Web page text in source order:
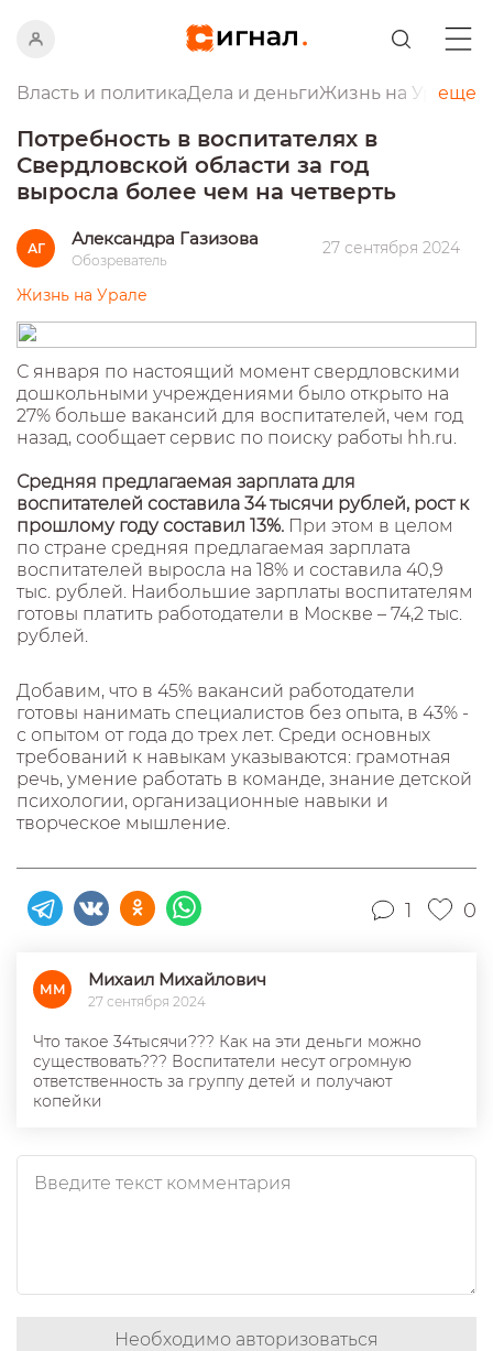
Власть и политикаДела и деньгиЖизнь на Урале
еще
Потребность в воспитателях в
Свердловской области за год
выросла более чем на четверть
АГ Александра Газизова
Обозреватель
27 сентября 2024
Жизнь на Урале
С января по настоящий момент свердловскими
дошкольными учреждениями было открыто на
27% больше вакансий для воспитателей, чем год
назад, сообщает сервис по поиску работы hh.ru.
Средняя предлагаемая зарплата для
воспитателей составила 34 тысячи рублей, рост к
прошлому году составил 13%. При этом в целом
по стране средняя предлагаемая зарплата
воспитателей выросла на 18% и составила 40,9
тыс. рублей. Наибольшие зарплаты воспитателям
готовы платить работодатели в Москве – 74,2 тыс.
рублей.
Добавим, что в 45% вакансий работодатели
готовы нанимать специалистов без опыта, в 43% -
с опытом от года до трех лет. Среди основных
требований к навыкам указываются: грамотная
речь, умение работать в команде, знание детской
психологии, организационные навыки и
творческое мышление.
1 0
ММ Михаил Михайлович
27 сентября 2024
Что такое 34тысячи??? Как на эти деньги можно
существовать??? Воспитатели несут огромную
ответственность за группу детей и получают
копейки
Необходимо авторизоваться